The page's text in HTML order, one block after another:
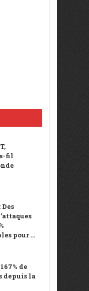
fil
pour ...
de
depuis la